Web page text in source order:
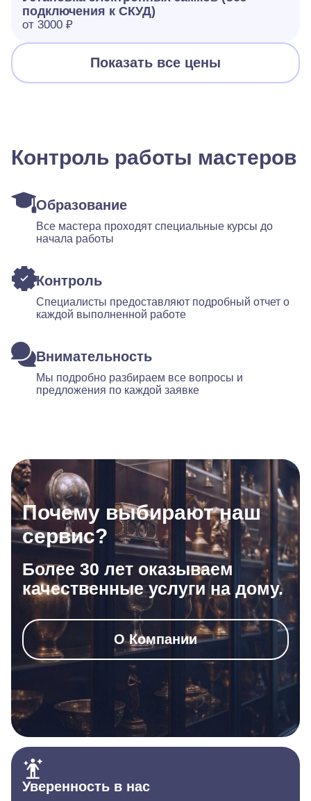
подключения к СКУД)
от 3000 ₽
Показать все цены
Контроль работы мастеров
Образование
Все мастера проходят специальные курсы до
начала работы
Контроль
Специалисты предоставляют подробный отчет о
каждой выполненной работе
Внимательность
Мы подробно разбираем все вопросы и
предложения по каждой заявке
Почему выбирают наш
сервис?
Более 30 лет оказываем
качественные услуги на дому.
О Компании
Уверенность в нас